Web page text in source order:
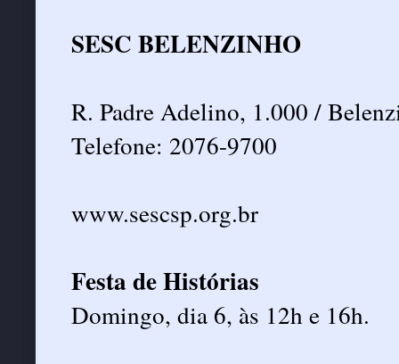
SESC BELENZINHO
R. Padre Adelino, 1.000 /
Telefone: 2076-9700
www.sescsp.org.br
Festa de Histórias
Domingo, dia 6, às 12h e 16h.